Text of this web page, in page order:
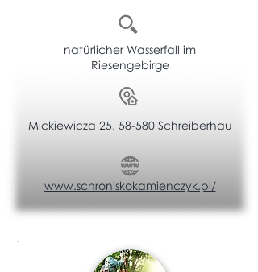
natürlicher Wasserfall im
Riesengebirge
Mickiewicza 25, 58-580 Schreiberhau
www.schroniskokamienczyk.pl/